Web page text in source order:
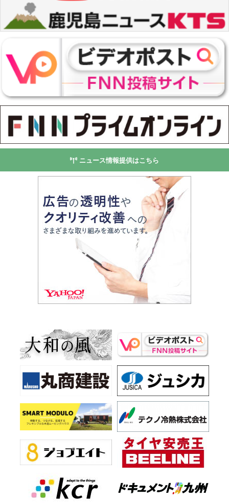
ニュース情報提供はこちら